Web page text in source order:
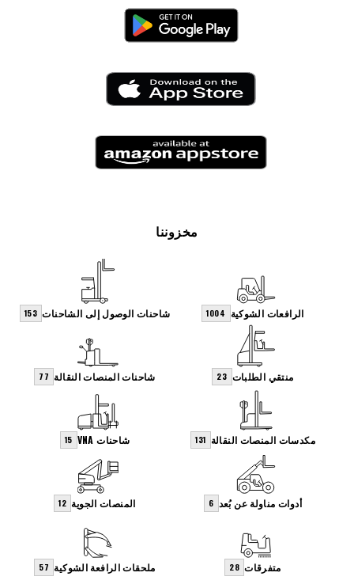
مخزوننا
الرافعات الشوكية 1004 شاحنات الوصول إلى الشاحنات 153
منتقي الطلبات 23 شاحنات المنصات النقالة 77
مكدسات المنصات النقالة 131 شاحنات VNA 15
أدوات مناولة عن بُعد 6 المنصات الجوية 12
متفرقات 28 ملحقات الرافعة الشوكية 57